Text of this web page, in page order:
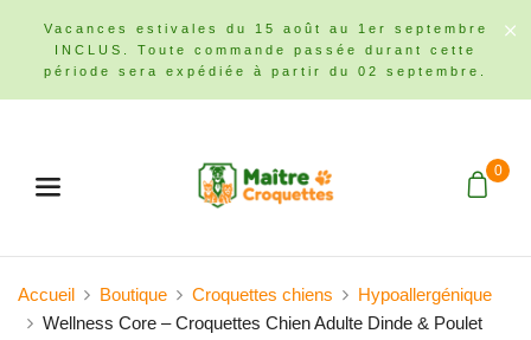
Vacances estivales du 15 août au 1er septembre
INCLUS. Toute commande passée durant cette
période sera expédiée à partir du 02 septembre.
0
Accueil Boutique Croquettes chiens
Hypoallergénique
Wellness Core – Croquettes Chien Adulte Dinde & Poulet